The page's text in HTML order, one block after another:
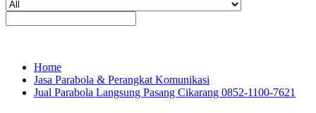
Home
Jasa Parabola & Perangkat Komunikasi
Jual Parabola Langsung Pasang Cikarang 0852-1100-7621